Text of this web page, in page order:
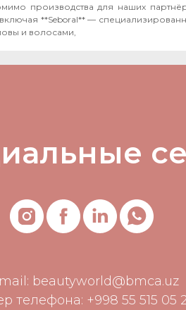
**Seboral** —
и волосами,
beautyworld@bmca.uz
телефона: +998 55 515 05